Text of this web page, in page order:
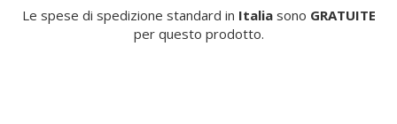
Le spese di spedizione standard in Italiasono GRATUITE
per questo prodotto.